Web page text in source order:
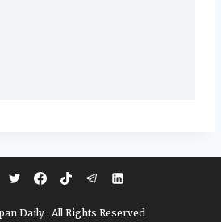
Daily . All Rights Reserved